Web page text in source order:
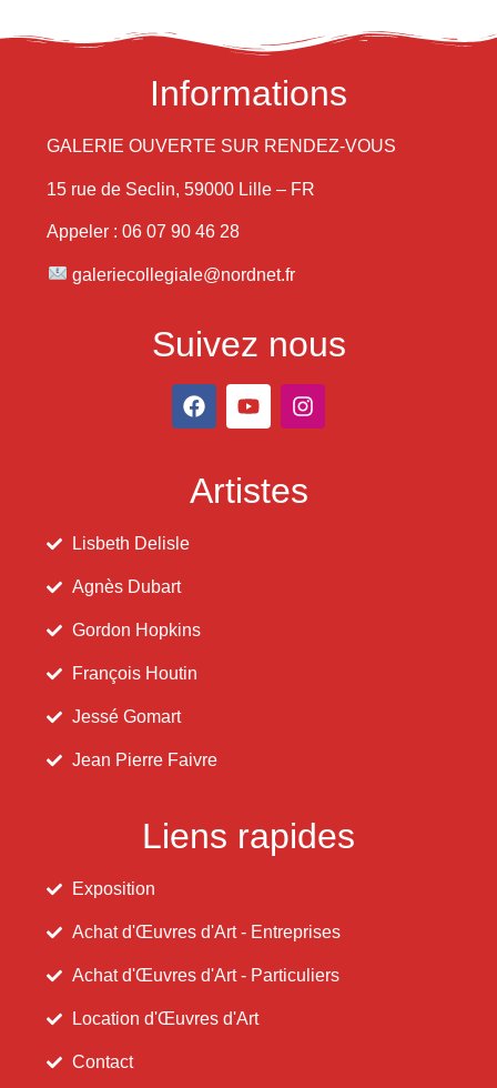
Informations
GALERIE OUVERTE SUR RENDEZ-VOUS
15 rue de Seclin, 59000 Lille – FR
Appeler : 06 07 90 46 28
galeriecollegiale@nordnet.fr
Suivez nous
Artistes
Lisbeth Delisle
Agnès Dubart
Gordon Hopkins
François Houtin
Jessé Gomart
Jean Pierre Faivre
Liens rapides
Exposition
Achat d'Œuvres d'Art - Entreprises
Achat d'Œuvres d'Art - Particuliers
Location d'Œuvres d'Art
Contact